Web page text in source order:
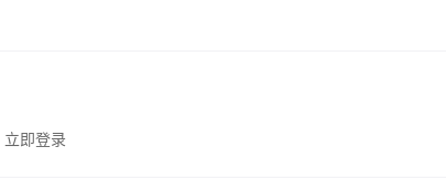
立即登录